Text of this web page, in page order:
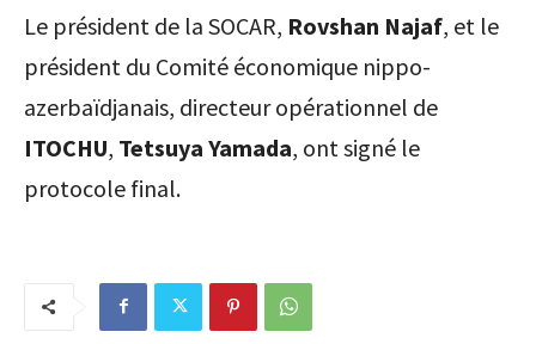
Le président de la SOCAR, Rovshan Najaf, et le
président du Comité économique nippo-
azerbaïdjanais, directeur opérationnel de
ITOCHU, Tetsuya Yamada, ont signé le
protocole final.